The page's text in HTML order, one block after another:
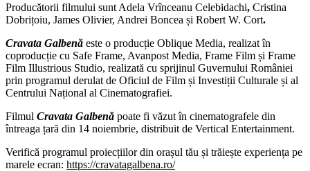
Producătorii filmului sunt Adela Vrînceanu Celebidachi, Cristina
Dobrițoiu, James Olivier, Andrei Boncea și Robert W. Cort.
Cravata Galbenă este o producție Oblique Media, realizat în
coproducție cu Safe Frame, Avanpost Media, Frame Film și Frame
Film Illustrious Studio, realizată cu sprijinul Guvernului României
prin programul derulat de Oficiul de Film și Investiții Culturale și al
Centrului Național al Cinematografiei.
Filmul Cravata Galbenă poate fi văzut în cinematografele din
întreaga țară din 14 noiembrie, distribuit de Vertical Entertainment.
Verifică programul proiecțiilor din orașul tău și trăiește experiența pe
marele ecran: https://cravatagalbena.ro/